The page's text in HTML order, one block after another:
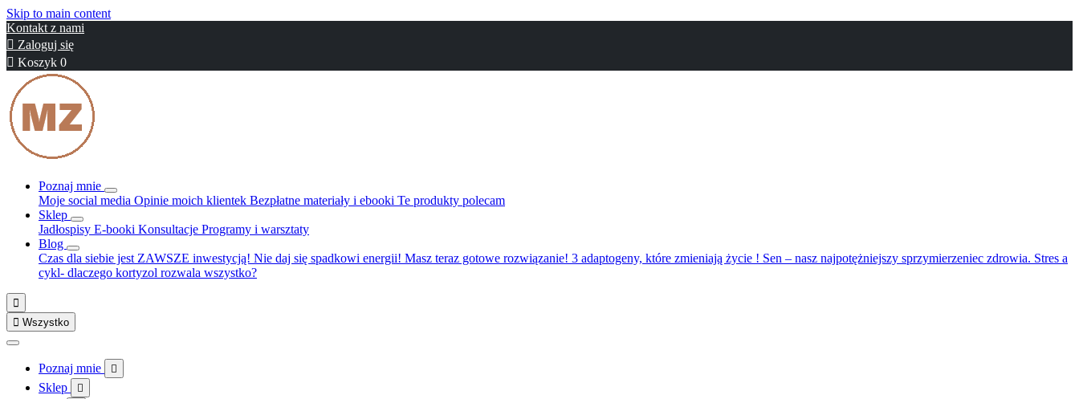
Skip to main content
Kontakt z nami
 Zaloguj się
 Koszyk 0
Poznaj mnie
Moje social media Opinie moich klientek Bezpłatne materiały i ebooki Te produkty polecam
Sklep
Jadłospisy E-booki Konsultacje Programy i warsztaty
Blog
Czas dla siebie jest ZAWSZE inwestycją! Nie daj się spadkowi energii! Masz teraz gotowe rozwiązanie! 3 adaptogeny, które zmieniają życie ! Sen – nasz najpotężniejszy sprzymierzeniec zdrowia. Stres a
cykl- dlaczego kortyzol rozwala wszystko?

 Wszystko
Poznaj mnie 
Sklep 